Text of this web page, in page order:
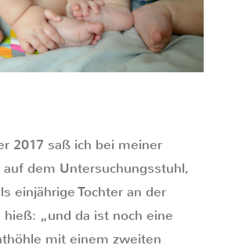
2017 saß ich bei meiner
auf dem Untersuchungsstuhl,
einjährige Tochter an der
hieß: „und da ist noch eine
mit einem zweiten